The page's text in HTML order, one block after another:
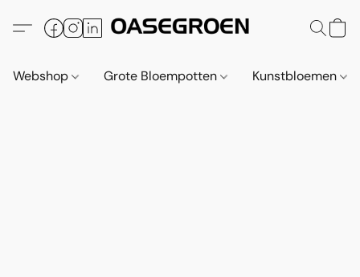
Webshop Grote Bloempotten Kunstbloemen